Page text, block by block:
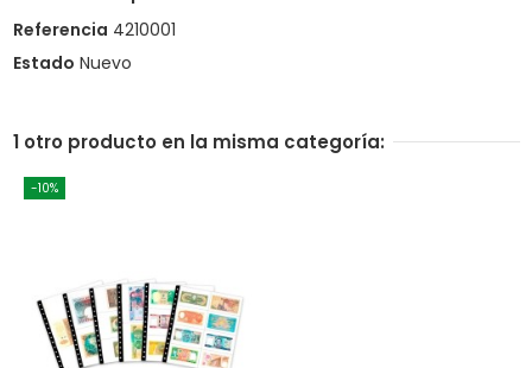
Referencia 4210001
Estado Nuevo
1 otro producto en la misma categoría:
-10%